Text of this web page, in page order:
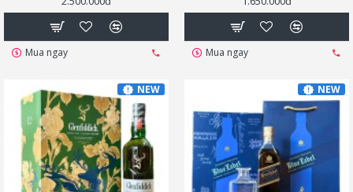
Mua ngay Mua ngay
NEW NEW